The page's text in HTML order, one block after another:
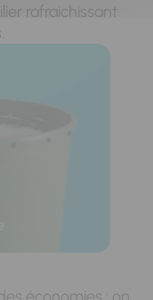
rafraichissant